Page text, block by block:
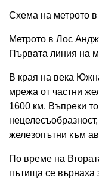
Схема на метрото
Метрото в Лос
Първата линия на
В края на века
мрежа от частни
1600 км. Въпреки
железопътни към
По време на
пътища се върнаха